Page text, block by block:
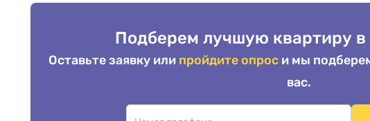
Подберем лучшую квартиру в
Оставьте заявку или пройдите опрос и мы
вас.